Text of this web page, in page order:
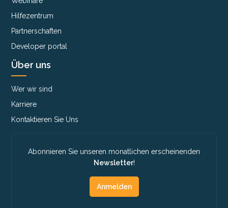
Hilfezentrum
Partnerschaften
Developer portal
Über uns
Wer wir sind
Karriere
Kontaktieren Sie Uns
Abonnieren Sie unseren monatlichen erscheinenden
Newsletter!
Anmelden